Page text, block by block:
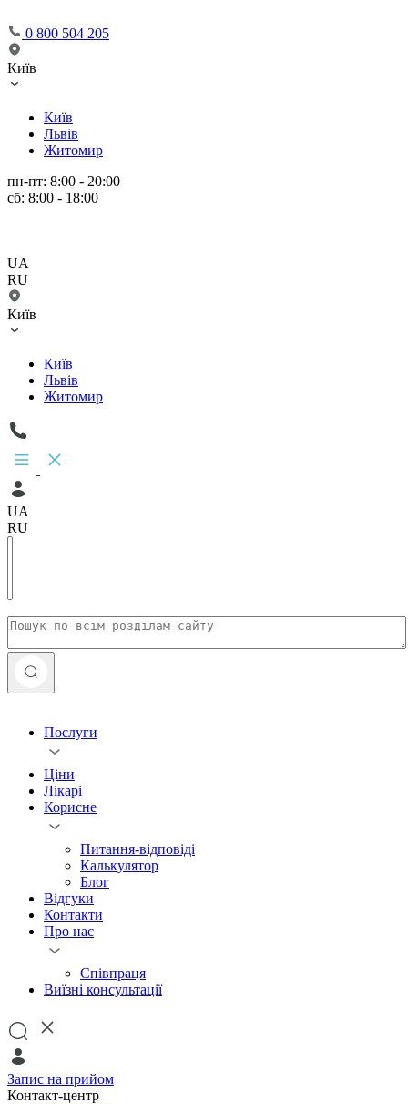
0 800 504 205
Київ
Київ
Львів
Житомир
пн-пт: 8:00 - 20:00
сб: 8:00 - 18:00
UA
RU
Київ
Київ
Львів
Житомир
UA
RU
Послуги
Ціни
Лікарі
Корисне
Питання-відповіді
Калькулятор
Блог
Відгуки
Контакти
Про нас
Співпраця
Виїзні консультації
Запис на прийом
Контакт-центр